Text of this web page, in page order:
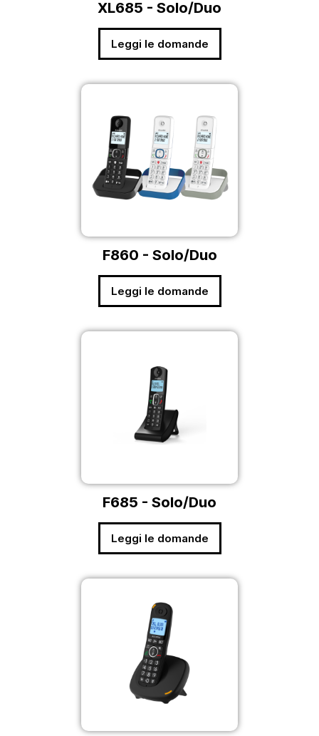
XL685 - Solo/Duo
Leggi le domande
F860 - Solo/Duo
Leggi le domande
F685 - Solo/Duo
Leggi le domande